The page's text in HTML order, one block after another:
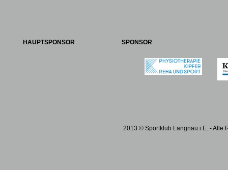
HAUPTSPONSOR SPONSOR
2013 © Sportklub Langnau i.E. - Alle